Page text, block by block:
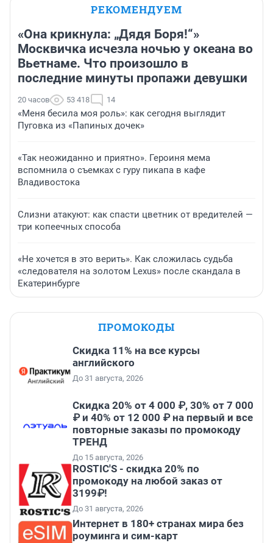
РЕКОМЕНДУЕМ
«Она крикнула: „Дядя Боря!“»
Москвичка исчезла ночью у океана во
Вьетнаме. Что произошло в
последние минуты пропажи девушки
20 часов 53 418 14
«Меня бесила моя роль»: как сегодня выглядит
Пуговка из «Папиных дочек»
«Так неожиданно и приятно». Героиня мема
вспомнила о съемках с гуру пикапа в кафе
Владивостока
Слизни атакуют: как спасти цветник от вредителей —
три копеечных способа
«Не хочется в это верить». Как сложилась судьба
«следователя на золотом Lexus» после скандала в
Екатеринбурге
ПРОМОКОДЫ
Скидка 11% на все курсы
английского
До 31 августа, 2026
Скидка 20% от 4 000 ₽, 30% от 7 000
₽ и 40% от 12 000 ₽ на первый и все
повторные заказы по промокоду
ТРЕНД
До 15 августа, 2026
ROSTIC'S - скидка 20% по
промокоду на любой заказ от
3199₽!
До 31 августа, 2026
Интернет в 180+ странах мира без
роуминга и сим-карт